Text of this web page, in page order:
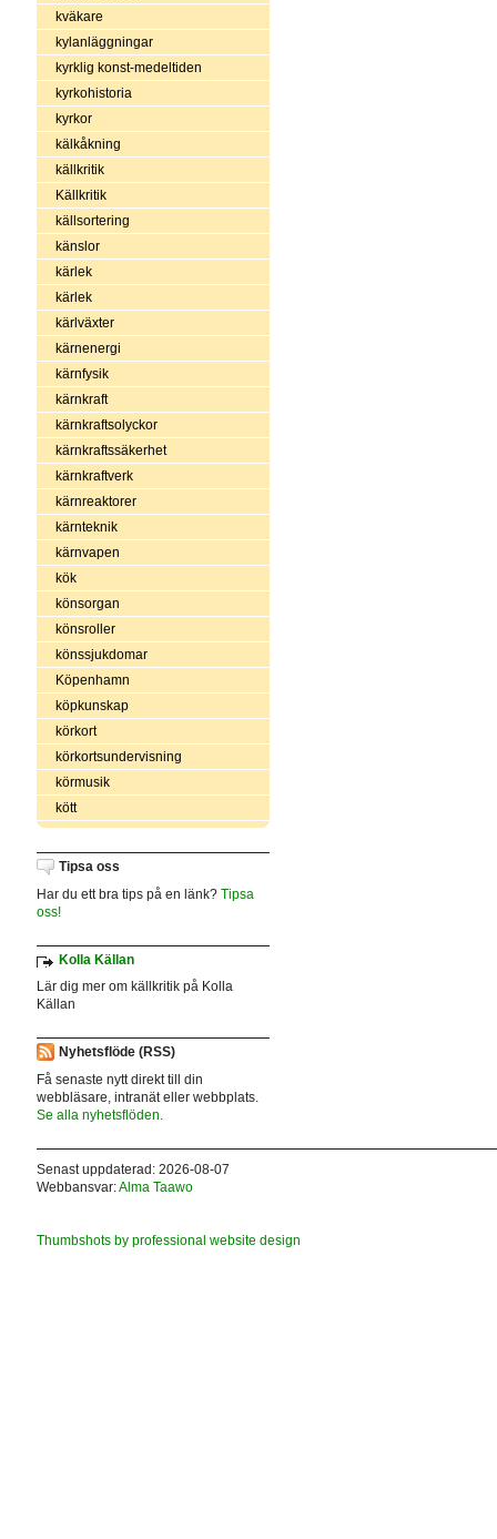
kväkare
kylanläggningar
kyrklig konst-medeltiden
kyrkohistoria
kyrkor
kälkåkning
källkritik
Källkritik
källsortering
känslor
kärlek
kärlek
kärlväxter
kärnenergi
kärnfysik
kärnkraft
kärnkraftsolyckor
kärnkraftssäkerhet
kärnkraftverk
kärnreaktorer
kärnteknik
kärnvapen
kök
könsorgan
könsroller
könssjukdomar
Köpenhamn
köpkunskap
körkort
körkortsundervisning
körmusik
kött
Tipsa oss
Har du ett bra tips på en länk? Tipsa
oss!
Kolla Källan
Lär dig mer om källkritik på Kolla
Källan
Nyhetsflöde (RSS)
Få senaste nytt direkt till din
webbläsare, intranät eller webbplats.
Se alla nyhetsflöden.
Senast uppdaterad: 2026-08-07
Webbansvar:Alma Taawo
Thumbshots by professional website design